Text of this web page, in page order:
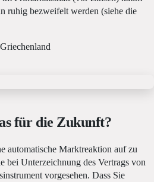
ruhig bezweifelt werden (siehe die
für die Zukunft?
automatische Marktreaktion auf zu
bei Unterzeichnung des Vertrags von
vorgesehen. Dass Sie